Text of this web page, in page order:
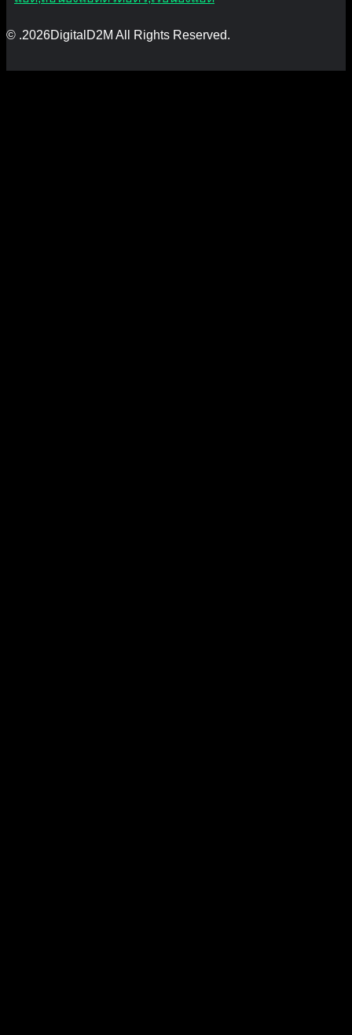
© .2026DigitalD2M All Rights Reserved.